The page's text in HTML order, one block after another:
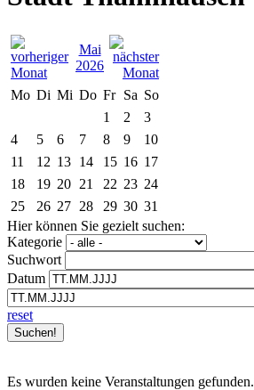
Mai
2026
Mo Di Mi Do Fr Sa So
1
2
3
4
5 6 7 8 9
10
11
12 13 14 15 16 17
18
19 20 21 22 23 24
25
26 27 28 29 30 31
Hier können Sie gezielt suchen:
Kategorie
Suchwort
Datum
reset
Es wurden keine Veranstaltungen gefunden.